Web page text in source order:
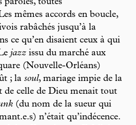
paroles, toutes
mêmes accords en boucle,
rabâchés jusqu’à la
ce qu’en disaient ceux à qui
jazz issu du marché aux
(Nouvelle-Orléans)
; la soul, mariage impie de la
de celle de Dieu menait tout
(du nom de la sueur qui
n’était qu’indécence.